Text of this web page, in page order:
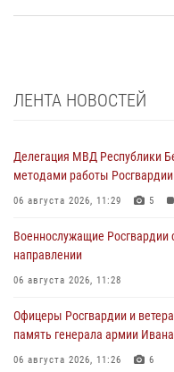
ЛЕНТА НОВОСТЕЙ
Делегация МВД Республики
методами работы
06 августа 2026, 11:29 5
Военнослужащие
направлении
06 августа 2026, 11:28
Офицеры Росгвардии и
память генерала армии
06 августа 2026, 11:26 6